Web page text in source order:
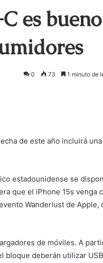
es bueno
0 73 1 minuto de
de este año incluirá una
estadounidense se
que el iPhone 15s venga
Wanderlust de Apple,
de móviles. A
bloque deberán utilizar USB